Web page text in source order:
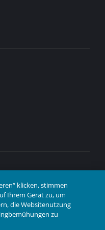
klicken, stimmen
Ihrem Gerät zu, um
die Websitenutzung
zu